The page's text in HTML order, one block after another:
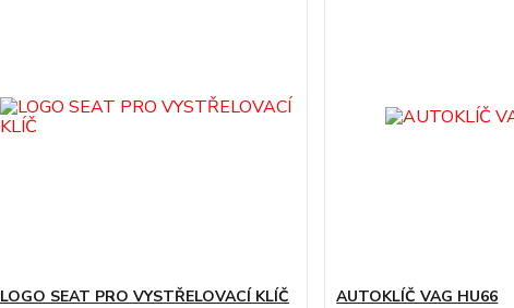
LOGO SEAT PRO VYSTŘELOVACÍ KLÍČ AUTOKLÍČ VAG HU66